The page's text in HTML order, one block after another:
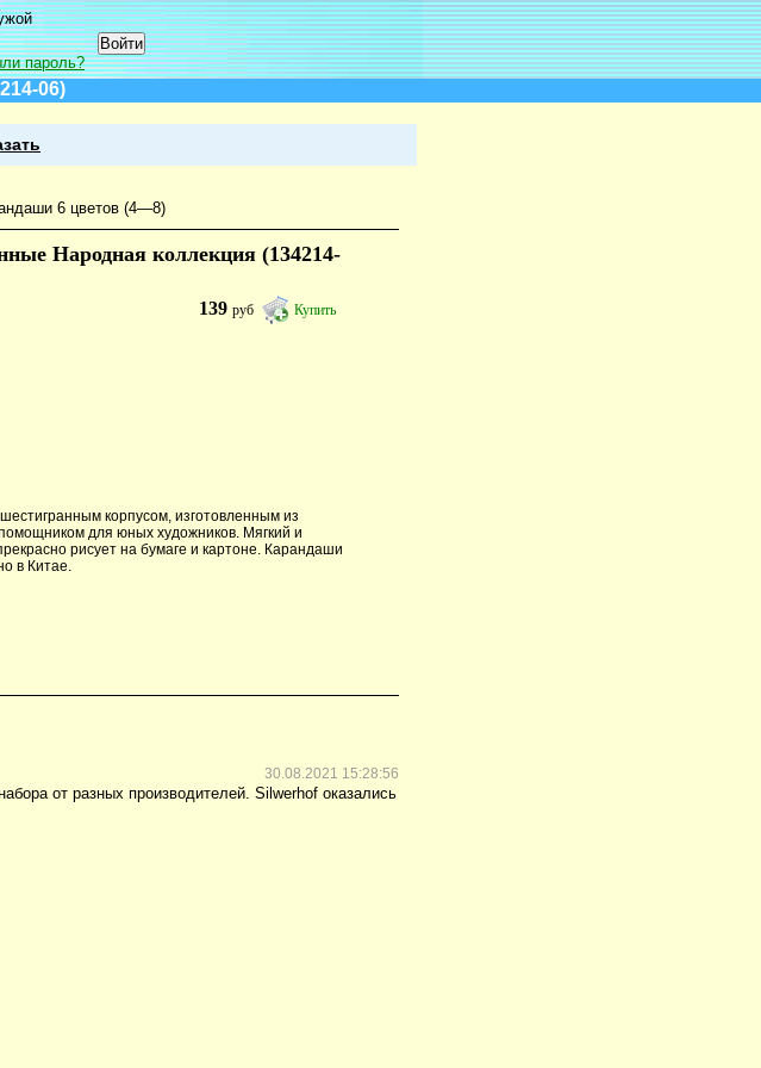
пароль?
06)
6 цветов (4—8)
Народная коллекция (134214-
139руб Купить
корпусом, изготовленным из
для юных художников. Мягкий и
рисует на бумаге и картоне. Карандаши
в Китае.
30.08.2021 15:28:56
от разных производителей. Silwerhof оказались